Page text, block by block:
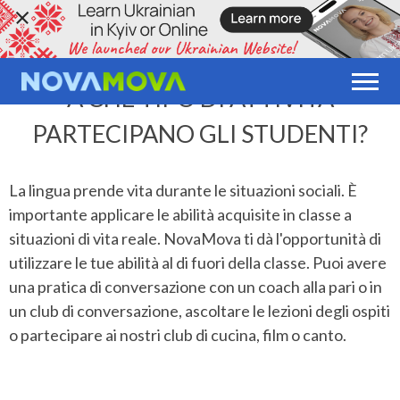
A CHE TIPO DI ATTIVITÀ
PARTECIPANO GLI STUDENTI?
La lingua prende vita durante le situazioni sociali. È
importante applicare le abilità acquisite in classe a
situazioni di vita reale. NovaMova ti dà l'opportunità di
utilizzare le tue abilità al di fuori della classe. Puoi avere
una pratica di conversazione con un coach alla pari o in
un club di conversazione, ascoltare le lezioni degli ospiti
o partecipare ai nostri club di cucina, film o canto.